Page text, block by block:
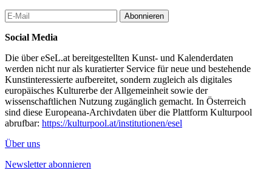
Abonnieren
Social Media
Die über eSeL.at bereitgestellten Kunst- und Kalenderdaten
werden nicht nur als kuratierter Service für neue und bestehende
Kunstinteressierte aufbereitet, sondern zugleich als digitales
europäisches Kulturerbe der Allgemeinheit sowie der
wissenschaftlichen Nutzung zugänglich gemacht. In Österreich
sind diese Europeana-Archivdaten über die Plattform Kulturpool
abrufbar: https://kulturpool.at/institutionen/esel
Über uns
Newsletter abonnieren